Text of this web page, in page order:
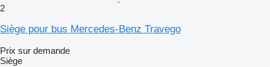
2
Siège pour bus Mercedes-Benz Travego
Prix sur demande
Siège